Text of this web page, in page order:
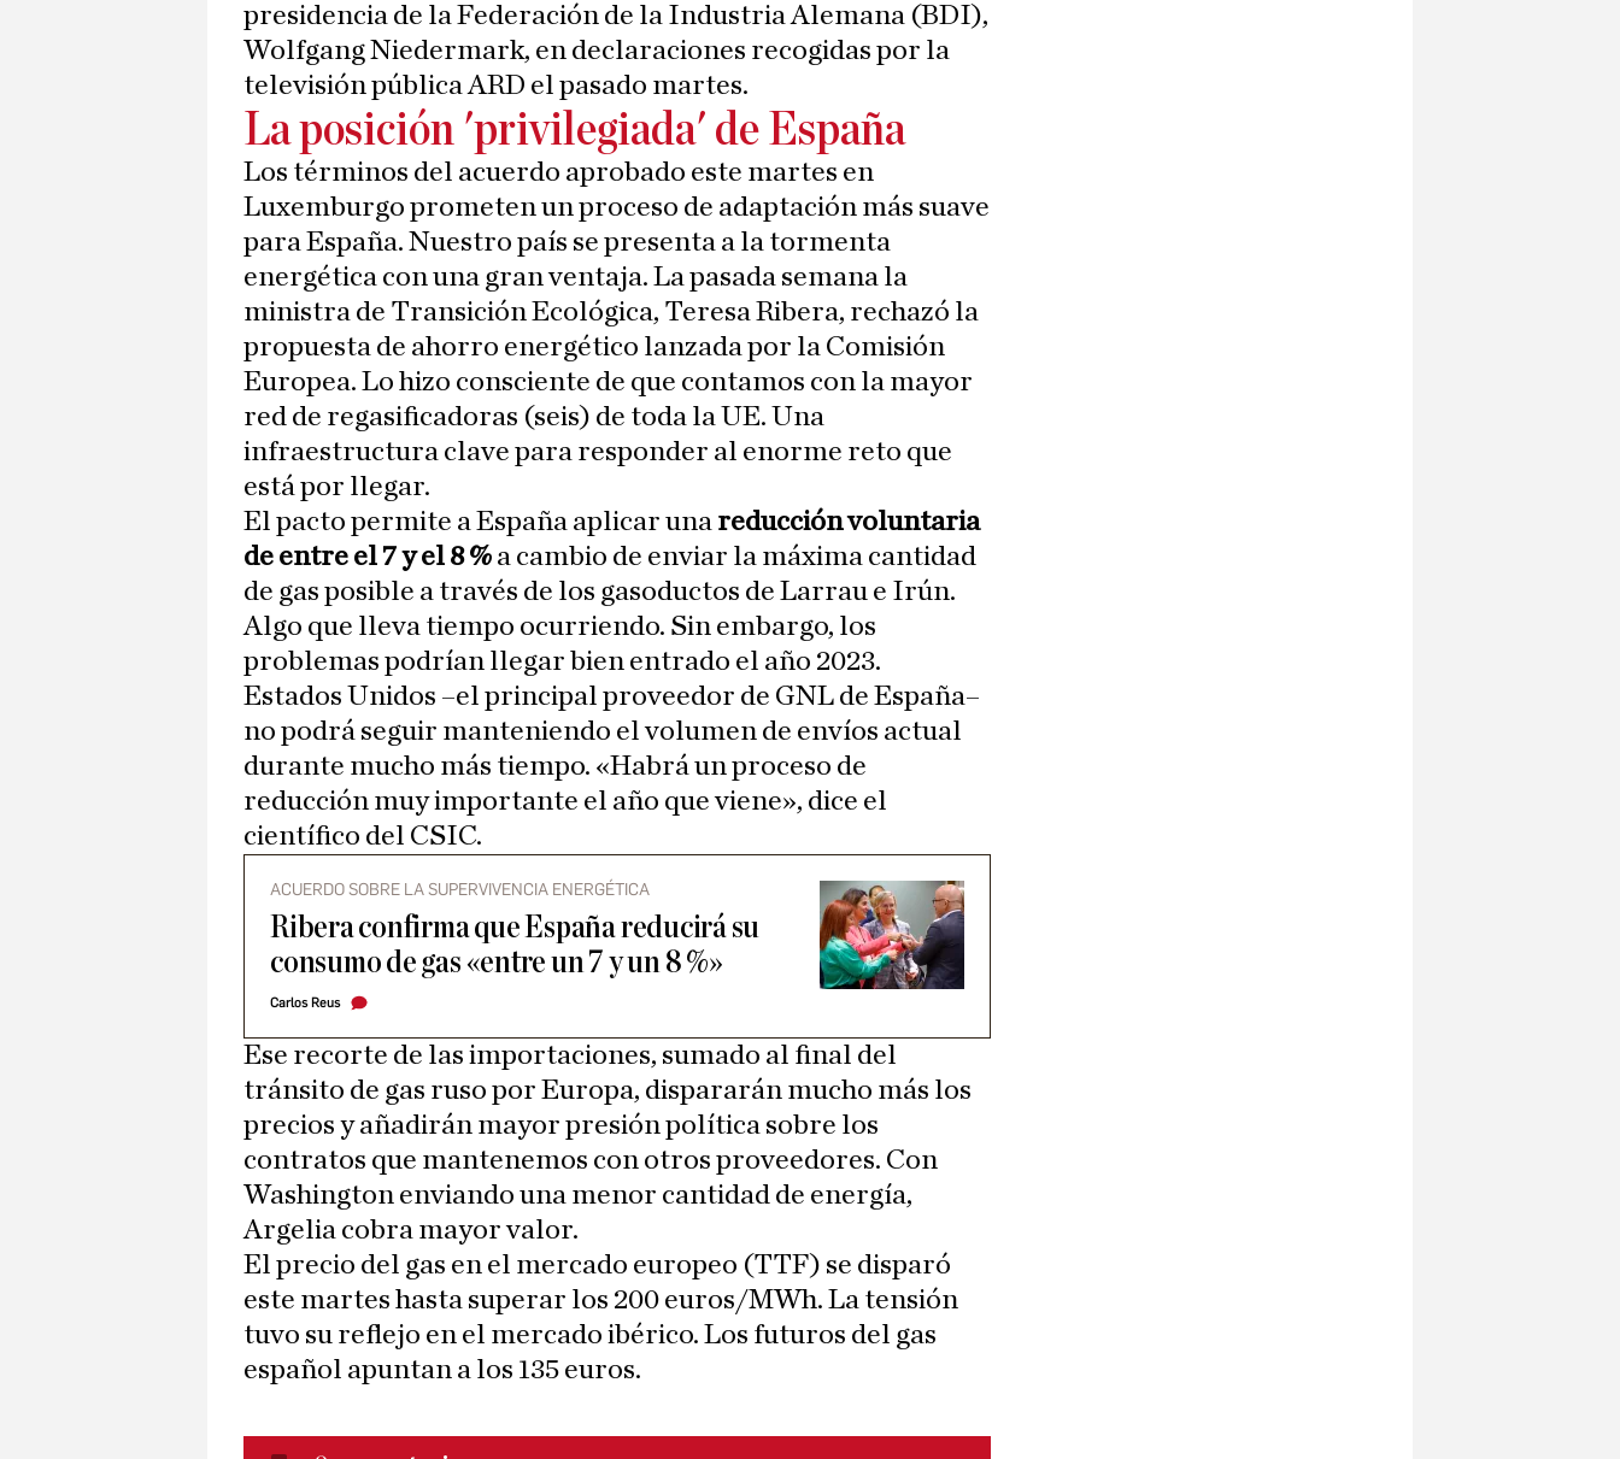
presidencia de la Federación de la Industria Alemana (BDI),
Wolfgang Niedermark, en declaraciones recogidas por la
televisión pública ARD el pasado martes.
La posición 'privilegiada' de España
Los términos del acuerdo aprobado este martes en
Luxemburgo prometen un proceso de adaptación más suave
para España. Nuestro país se presenta a la tormenta
energética con una gran ventaja. La pasada semana la
ministra de Transición Ecológica, Teresa Ribera, rechazó la
propuesta de ahorro energético lanzada por la Comisión
Europea. Lo hizo consciente de que contamos con la mayor
red de regasificadoras (seis) de toda la UE. Una
infraestructura clave para responder al enorme reto que
está por llegar.
El pacto permite a España aplicar una reducción voluntaria
de entre el 7 y el 8 % a cambio de enviar la máxima cantidad
de gas posible a través de los gasoductos de Larrau e Irún.
Algo que lleva tiempo ocurriendo. Sin embargo, los
problemas podrían llegar bien entrado el año 2023.
Estados Unidos –el principal proveedor de GNL de España–
no podrá seguir manteniendo el volumen de envíos actual
durante mucho más tiempo. «Habrá un proceso de
reducción muy importante el año que viene», dice el
científico del CSIC.
ACUERDO SOBRE LA SUPERVIVENCIA ENERGÉTICA
Ribera confirma que España reducirá su
consumo de gas «entre un 7 y un 8 %»
Carlos Reus
Ese recorte de las importaciones, sumado al final del
tránsito de gas ruso por Europa, dispararán mucho más los
precios y añadirán mayor presión política sobre los
contratos que mantenemos con otros proveedores. Con
Washington enviando una menor cantidad de energía,
Argelia cobra mayor valor.
El precio del gas en el mercado europeo (TTF) se disparó
este martes hasta superar los 200 euros/MWh. La tensión
tuvo su reflejo en el mercado ibérico. Los futuros del gas
español apuntan a los 135 euros.